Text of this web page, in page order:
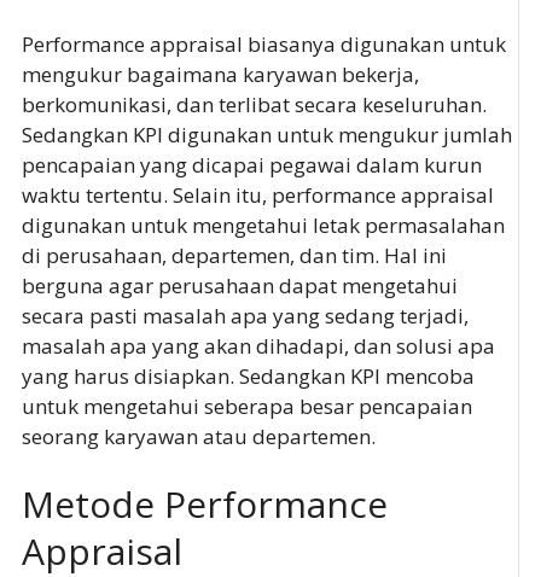
Performance appraisal biasanya digunakan untuk
mengukur bagaimana karyawan bekerja,
berkomunikasi, dan terlibat secara keseluruhan.
Sedangkan KPI digunakan untuk mengukur jumlah
pencapaian yang dicapai pegawai dalam kurun
waktu tertentu. Selain itu, performance appraisal
digunakan untuk mengetahui letak permasalahan
di perusahaan, departemen, dan tim. Hal ini
berguna agar perusahaan dapat mengetahui
secara pasti masalah apa yang sedang terjadi,
masalah apa yang akan dihadapi, dan solusi apa
yang harus disiapkan. Sedangkan KPI mencoba
untuk mengetahui seberapa besar pencapaian
seorang karyawan atau departemen.
Metode Performance
Appraisal